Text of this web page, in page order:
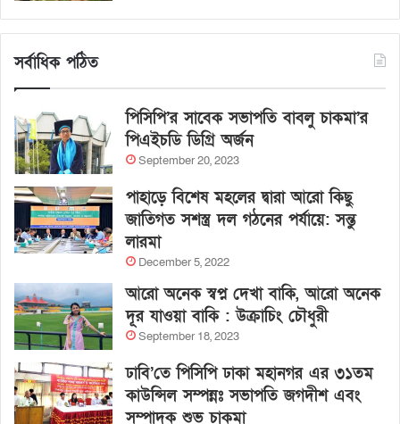
সর্বাধিক পঠিত
পিসিপি’র সাবেক সভাপতি বাবলু চাকমা’র
পিএইচডি ডিগ্রি অর্জন
September 20, 2023
পাহাড়ে বিশেষ মহলের দ্বারা আরো কিছু
জাতিগত সশস্ত্র দল গঠনের পর্যায়ে: সন্তু
লারমা
December 5, 2022
আরো অনেক স্বপ্ন দেখা বাকি, আরো অনেক
দূর যাওয়া বাকি : উক্রাচিং চৌধুরী
September 18, 2023
ঢাবি’তে পিসিপি ঢাকা মহানগর এর ৩১তম
কাউন্সিল সম্পন্নঃ সভাপতি জগদীশ এবং
সম্পাদক শুভ চাকমা